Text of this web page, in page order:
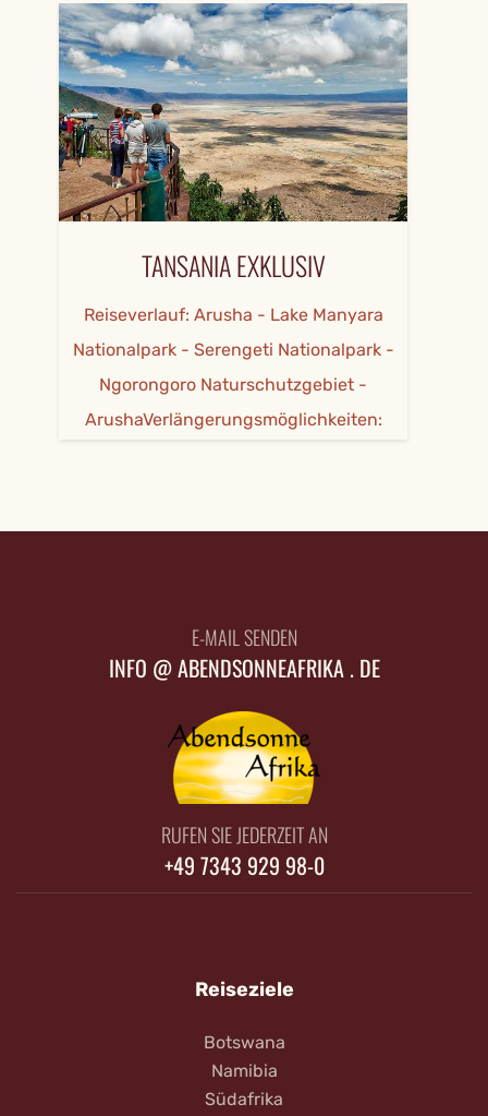
TANSANIA EXKLUSIV
Reiseverlauf: Arusha - Lake Manyara
Nationalpark - Serengeti Nationalpark -
Ngorongoro Naturschutzgebiet -
ArushaVerlängerungsmöglichkeiten:
E-MAIL SENDEN
INFO @ ABENDSONNEAFRIKA . DE
RUFEN SIE JEDERZEIT AN
+49 7343 929 98-0
Reiseziele
Botswana
Namibia
Südafrika